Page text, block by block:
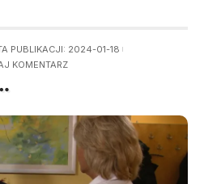
PUBLIKACJI: 2024-01-18
KOMENTARZ